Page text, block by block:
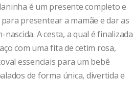
é um presente completo e
presentear a mamãe e dar as
nascida. A cesta, a qual é finalizada
com uma fita de cetim rosa,
essenciais para um bebê
de forma única, divertida e